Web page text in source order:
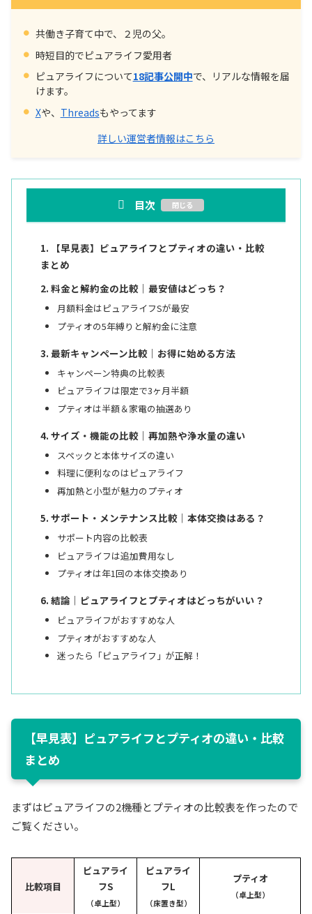
共働き子育て中で、２児の父。
時短目的でピュアライフ愛用者
ピュアライフについて18記事公開中で、リアルな情報を届
けます。
Xや、 Threadsもやってます
詳しい運営者情報はこちら
目次
【早見表】ピュアライフとプティオの違い・比較
まとめ
料金と解約金の比較｜最安値はどっち？
月額料金はピュアライフSが最安
プティオの5年縛りと解約金に注意
最新キャンペーン比較｜お得に始める方法
キャンペーン特典の比較表
ピュアライフは限定で3ヶ月半額
プティオは半額＆家電の抽選あり
サイズ・機能の比較｜再加熱や浄水量の違い
スペックと本体サイズの違い
料理に便利なのはピュアライフ
再加熱と小型が魅力のプティオ
サポート・メンテナンス比較｜本体交換はある？
サポート内容の比較表
ピュアライフは追加費用なし
プティオは年1回の本体交換あり
結論｜ピュアライフとプティオはどっちがいい？
ピュアライフがおすすめな人
プティオがおすすめな人
迷ったら「ピュアライフ」が正解！
【早見表】ピュアライフとプティオの違い・比較
まとめ
まずはピュアライフの2機種とプティオの比較表を作ったので
ご覧ください。
比較項目
ピュアライ
フS
（卓上型）
ピュアライ
フL
（床置き型）
プティオ
（卓上型）